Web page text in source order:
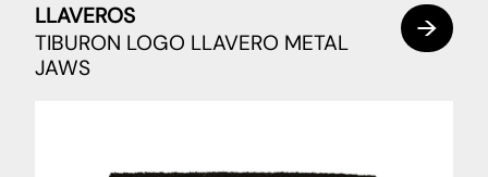
LLAVEROS
TIBURON LOGO LLAVERO METAL
JAWS